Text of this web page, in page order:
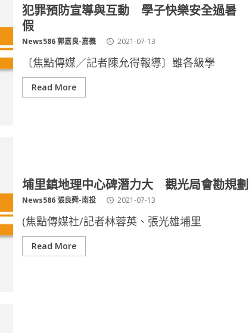
犯罪預防宣導與互動 學子快樂安全過暑
假
News586 郭嘉良-嘉義 2021-07-13
〔焦點傳媒／記者陳允得報導〕雖各級學
Read More
埔里鎮地理中心碑潛力大 觀光局會勘規劃
News586 張良舜-南投 2021-07-13
(焦點傳媒社/記者林蓉英、張光雄埔里
Read More